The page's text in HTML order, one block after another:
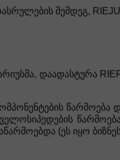
შემდეგ,
დაადასტურა
(ეს იყო